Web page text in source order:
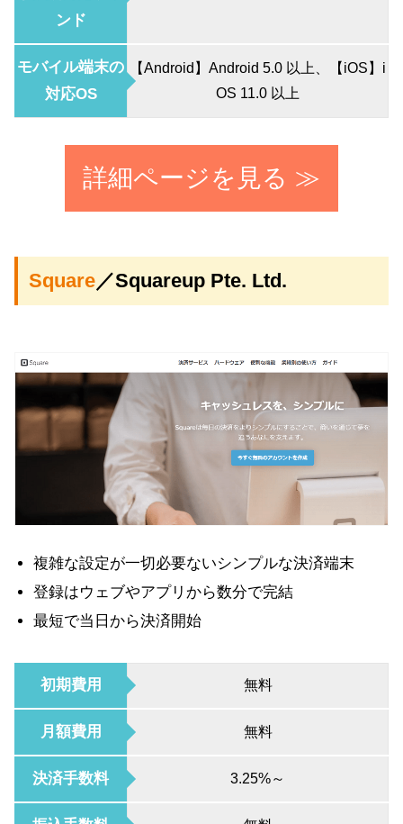
ンド
モバイル端末の
対応OS
【Android】Android 5.0 以上、【iOS】i
OS 11.0 以上
詳細ページを見る ≫
Square／Squareup Pte. Ltd.
複雑な設定が一切必要ないシンプルな決済端末
登録はウェブやアプリから数分で完結
最短で当日から決済開始
初期費用 無料
月額費用 無料
決済手数料 3.25%～